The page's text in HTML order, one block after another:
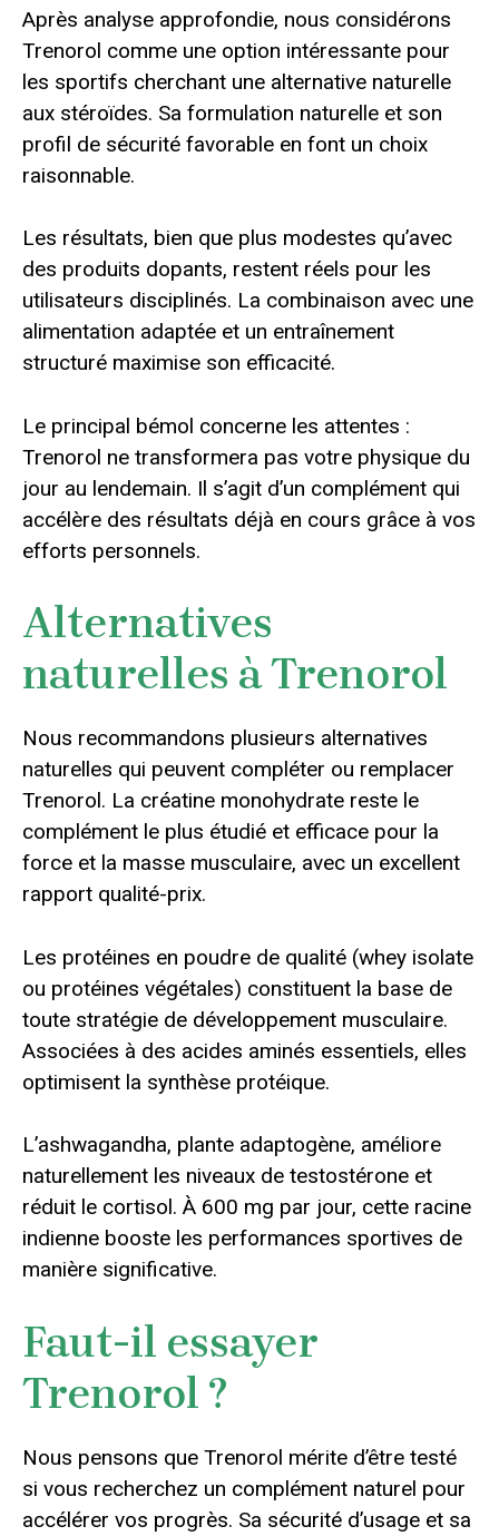
Après analyse approfondie, nous considérons
Trenorol comme une option intéressante pour
les sportifs cherchant une alternative naturelle
aux stéroïdes. Sa formulation naturelle et son
profil de sécurité favorable en font un choix
raisonnable.
Les résultats, bien que plus modestes qu’avec
des produits dopants, restent réels pour les
utilisateurs disciplinés. La combinaison avec une
alimentation adaptée et un entraînement
structuré maximise son efficacité.
Le principal bémol concerne les attentes :
Trenorol ne transformera pas votre physique du
jour au lendemain. Il s’agit d’un complément qui
accélère des résultats déjà en cours grâce à vos
efforts personnels.
Alternatives
naturelles à Trenorol
Nous recommandons plusieurs alternatives
naturelles qui peuvent compléter ou remplacer
Trenorol. La créatine monohydrate reste le
complément le plus étudié et efficace pour la
force et la masse musculaire, avec un excellent
rapport qualité-prix.
Les protéines en poudre de qualité (whey isolate
ou protéines végétales) constituent la base de
toute stratégie de développement musculaire.
Associées à des acides aminés essentiels, elles
optimisent la synthèse protéique.
L’ashwagandha, plante adaptogène, améliore
naturellement les niveaux de testostérone et
réduit le cortisol. À 600 mg par jour, cette racine
indienne booste les performances sportives de
manière significative.
Faut-il essayer
Trenorol ?
Nous pensons que Trenorol mérite d’être testé
si vous recherchez un complément naturel pour
accélérer vos progrès. Sa sécurité d’usage et sa